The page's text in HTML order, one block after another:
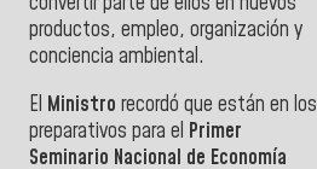
productos, empleo, organización y
conciencia ambiental.
El Ministro recordó que están en los
preparativos para el Primer
Seminario Nacional de Economía